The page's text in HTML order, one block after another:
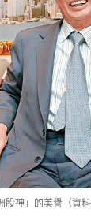
神」的美譽（資料